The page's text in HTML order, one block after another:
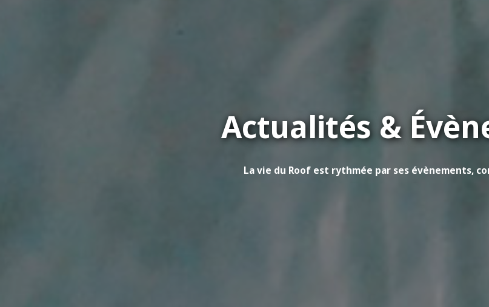
Actualités &
La vie du Roof est rythmée par ses évènements,